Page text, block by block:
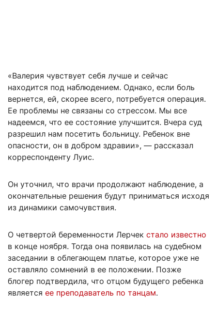
«Валерия чувствует себя лучше и сейчас
находится под наблюдением. Однако, если боль
вернется, ей, скорее всего, потребуется операция.
Ее проблемы не связаны со стрессом. Мы все
надеемся, что ее состояние улучшится. Вчера суд
разрешил нам посетить больницу. Ребенок вне
опасности, он в добром здравии», — рассказал
корреспонденту Луис.
Он уточнил, что врачи продолжают наблюдение, а
окончательные решения будут приниматься исходя
из динамики самочувствия.
О четвертой беременности Лерчек стало известно
в конце ноября. Тогда она появилась на судебном
заседании в облегающем платье, которое уже не
оставляло сомнений в ее положении. Позже
блогер подтвердила, что отцом будущего ребенка
является ее преподаватель по танцам.